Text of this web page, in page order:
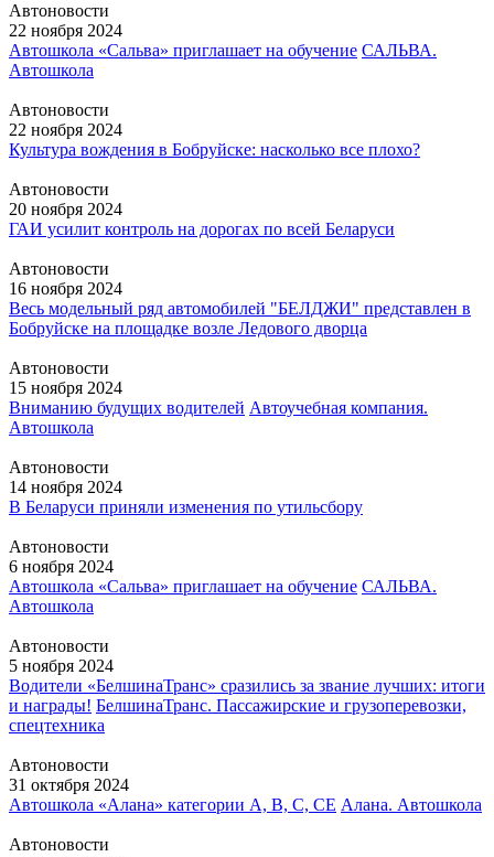
Автоновости
22 ноября 2024
Автошкола «Сальва» приглашает на обучение САЛЬВА.
Автошкола
Автоновости
22 ноября 2024
Культура вождения в Бобруйске: насколько все плохо?
Автоновости
20 ноября 2024
ГАИ усилит контроль на дорогах по всей Беларуси
Автоновости
16 ноября 2024
Весь модельный ряд автомобилей "БЕЛДЖИ" представлен в
Бобруйске на площадке возле Ледового дворца
Автоновости
15 ноября 2024
Вниманию будущих водителей Автоучебная компания.
Автошкола
Автоновости
14 ноября 2024
В Беларуси приняли изменения по утильсбору
Автоновости
6 ноября 2024
Автошкола «Сальва» приглашает на обучение САЛЬВА.
Автошкола
Автоновости
5 ноября 2024
Водители «БелшинаТранс» сразились за звание лучших: итоги
и награды! БелшинаТранс. Пассажирские и грузоперевозки,
спецтехника
Автоновости
31 октября 2024
Автошкола «Алана» категории А, В, С, СЕ Алана. Автошкола
Автоновости